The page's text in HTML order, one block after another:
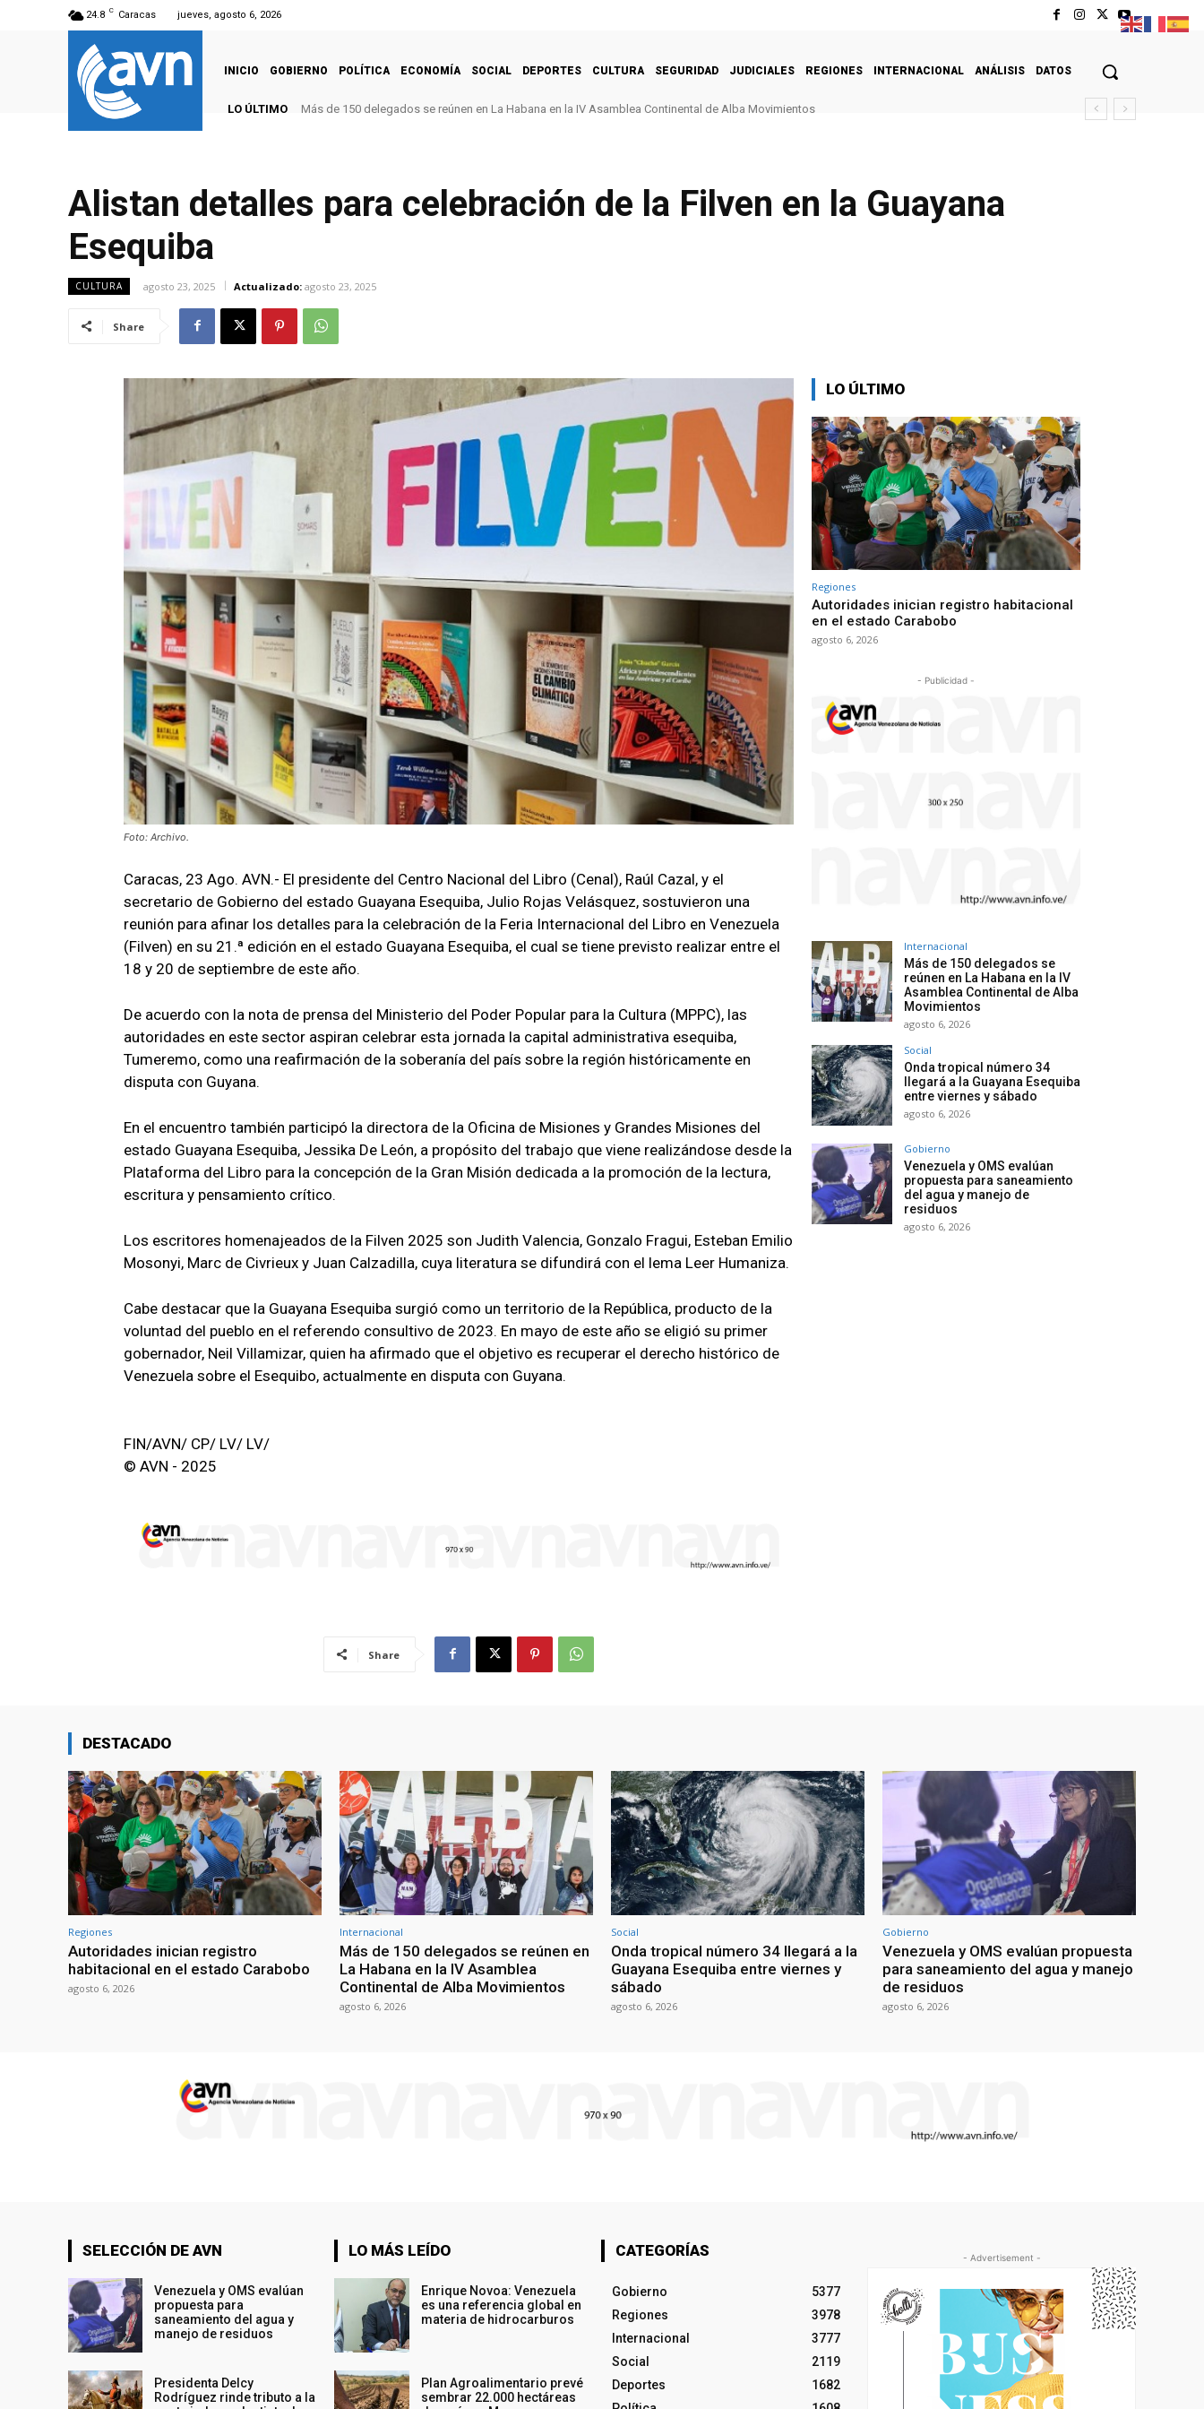
24.8 C Caracas jueves, agosto 6, 2026
INICIO GOBIERNO POLÍTICA ECONOMÍA SOCIAL DEPORTES CULTURA SEGURIDAD JUDICIALES REGIONES INTERNACIONAL ANÁLISIS DATOS
LO ÚLTIMO Más de 150 delegados se reúnen en La Habana en la IV Asamblea Continental de Alba Movimientos
Alistan detalles para celebración de la Filven en la Guayana
Esequiba
CULTURA agosto 23, 2025 Actualizado: agosto 23, 2025
Share
Foto: Archivo.
Caracas, 23 Ago. AVN.- El presidente del Centro Nacional del Libro (Cenal), Raúl Cazal, y el
secretario de Gobierno del estado Guayana Esequiba, Julio Rojas Velásquez, sostuvieron una
reunión para afinar los detalles para la celebración de la Feria Internacional del Libro en Venezuela
(Filven) en su 21.ª edición en el estado Guayana Esequiba, el cual se tiene previsto realizar entre el
18 y 20 de septiembre de este año.
De acuerdo con la nota de prensa del Ministerio del Poder Popular para la Cultura (MPPC), las
autoridades en este sector aspiran celebrar esta jornada la capital administrativa esequiba,
Tumeremo, como una reafirmación de la soberanía del país sobre la región históricamente en
disputa con Guyana.
En el encuentro también participó la directora de la Oficina de Misiones y Grandes Misiones del
estado Guayana Esequiba, Jessika De León, a propósito del trabajo que viene realizándose desde la
Plataforma del Libro para la concepción de la Gran Misión dedicada a la promoción de la lectura,
escritura y pensamiento crítico.
Los escritores homenajeados de la Filven 2025 son Judith Valencia, Gonzalo Fragui, Esteban Emilio
Mosonyi, Marc de Civrieux y Juan Calzadilla, cuya literatura se difundirá con el lema Leer Humaniza.
Cabe destacar que la Guayana Esequiba surgió como un territorio de la República, producto de la
voluntad del pueblo en el referendo consultivo de 2023. En mayo de este año se eligió su primer
gobernador, Neil Villamizar, quien ha afirmado que el objetivo es recuperar el derecho histórico de
Venezuela sobre el Esequibo, actualmente en disputa con Guyana.
FIN/AVN/ CP/ LV/ LV/
© AVN - 2025
Share
LO ÚLTIMO
Regiones
Autoridades inician registro habitacional
en el estado Carabobo
agosto 6, 2026
- Publicidad -
Internacional
Más de 150 delegados se
reúnen en La Habana en la IV
Asamblea Continental de Alba
Movimientos
agosto 6, 2026
Social
Onda tropical número 34
llegará a la Guayana Esequiba
entre viernes y sábado
agosto 6, 2026
Gobierno
Venezuela y OMS evalúan
propuesta para saneamiento
del agua y manejo de
residuos
agosto 6, 2026
DESTACADO
Regiones
Autoridades inician registro
habitacional en el estado Carabobo
agosto 6, 2026
Internacional
Más de 150 delegados se reúnen en
La Habana en la IV Asamblea
Continental de Alba Movimientos
agosto 6, 2026
Social
Onda tropical número 34 llegará a la
Guayana Esequiba entre viernes y
sábado
agosto 6, 2026
Gobierno
Venezuela y OMS evalúan propuesta
para saneamiento del agua y manejo
de residuos
agosto 6, 2026
SELECCIÓN DE AVN
Venezuela y OMS evalúan
propuesta para
saneamiento del agua y
manejo de residuos
Presidenta Delcy
Rodríguez rinde tributo a la
LO MÁS LEÍDO
Enrique Novoa: Venezuela
es una referencia global en
materia de hidrocarburos
Plan Agroalimentario prevé
sembrar 22.000 hectáreas
CATEGORÍAS
Gobierno
5377
Regiones
3978
Internacional
3777
Social
2119
Deportes
1682
- Advertisement -